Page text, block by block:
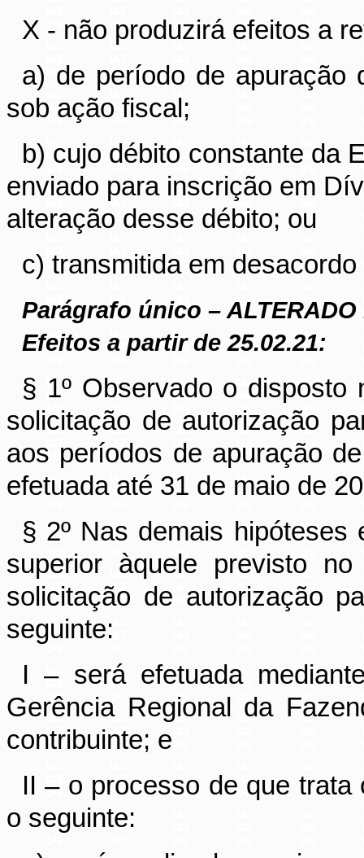
X - não produzirá efeitos a
a) de período de apuração
sob ação fiscal;
b) cujo débito constante da
enviado para inscrição em
alteração desse débito; ou
c) transmitida em
Parágrafo único –
Efeitos a partir de 25.02.21:
§ 1º Observado o
solicitação de autorização
aos períodos de apuração
efetuada até 31 de maio de
§ 2º Nas demais
superior àquele previsto
solicitação de autorização
seguinte:
I – será efetuada
Gerência Regional da
contribuinte; e
II – o processo de que
o seguinte: